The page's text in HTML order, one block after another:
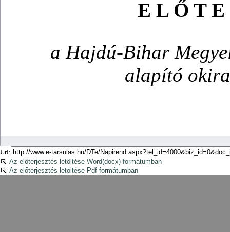
Url:
Az előterjesztés letöltése Word(docx) formátumban
Az előterjesztés letöltése Pdf formátumban